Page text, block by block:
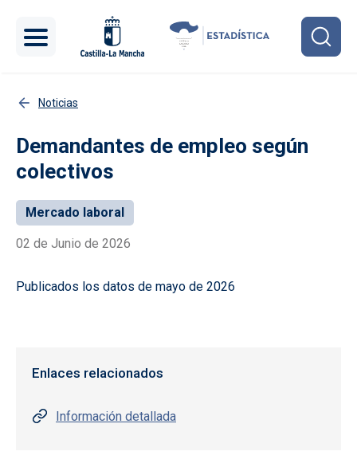
Noticias
Demandantes de empleo según
colectivos
Mercado laboral
02 de Junio de 2026
Publicados los datos de mayo de 2026
Enlaces relacionados
Información detallada